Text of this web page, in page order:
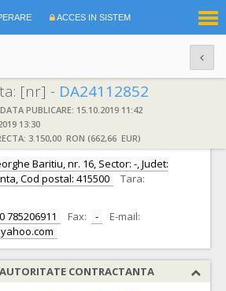
ACCES IN SISTEM
[nr] - DA24112852
DATA PUBLICARE: 15.10.2019 11:42
13:30
3.150,00 RON (662,66 EUR)
S.R.L. CIF: 28510492
Baritiu, nr. 16, Sector: -, Judet:
Cod postal: 415500
Tara:
785206911 Fax: -
E-mail:
CONTRACTANTA